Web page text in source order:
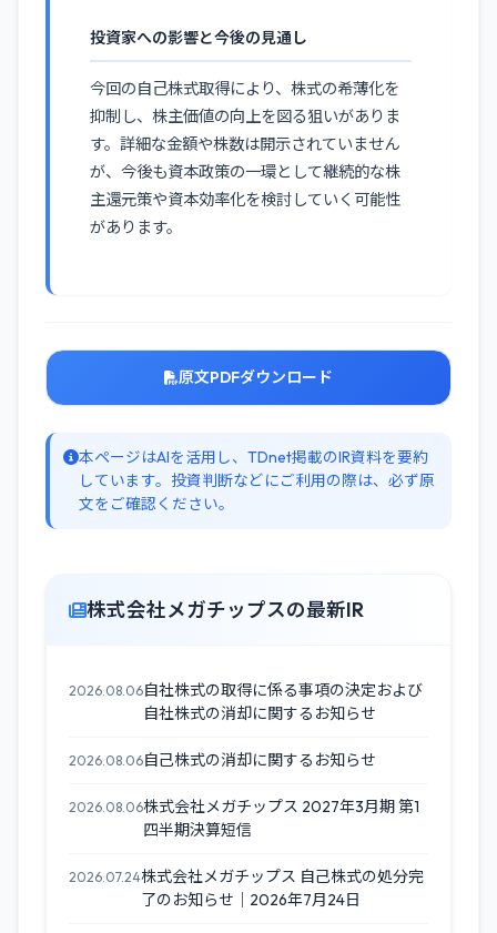
投資家への影響と今後の見通し
今回の自己株式取得により、株式の希薄化を
抑制し、株主価値の向上を図る狙いがありま
す。詳細な金額や株数は開示されていません
が、今後も資本政策の一環として継続的な株
主還元策や資本効率化を検討していく可能性
があります。
原文PDFダウンロード
本ページはAIを活用し、TDnet掲載のIR資料を要約
しています。投資判断などにご利用の際は、必ず原
文をご確認ください。
株式会社メガチップスの最新IR
2026.08.06自社株式の取得に係る事項の決定および
自社株式の消却に関するお知らせ
2026.08.06自己株式の消却に関するお知らせ
2026.08.06株式会社メガチップス 2027年3月期 第1
四半期決算短信
2026.07.24株式会社メガチップス 自己株式の処分完
了のお知らせ｜2026年7月24日